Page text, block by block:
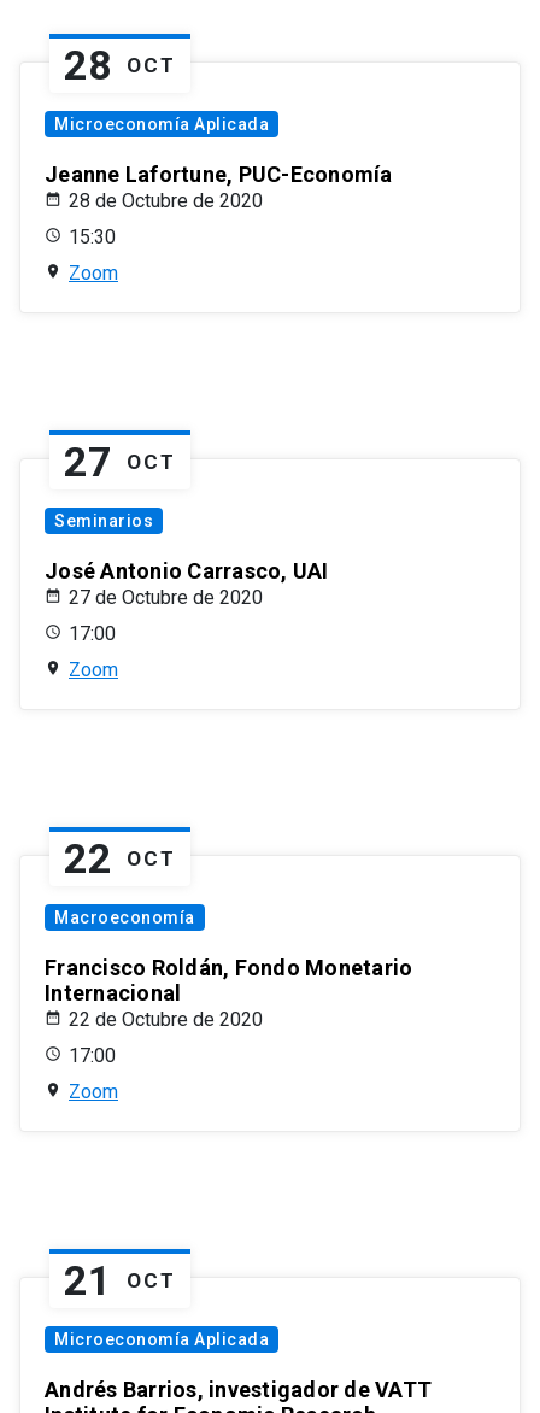
28 OCT
Microeconomía Aplicada
Jeanne Lafortune, PUC-Economía
28 de Octubre de 2020
15:30
Zoom
27 OCT
Seminarios
José Antonio Carrasco, UAI
27 de Octubre de 2020
17:00
Zoom
22 OCT
Macroeconomía
Francisco Roldán, Fondo Monetario
Internacional
22 de Octubre de 2020
17:00
Zoom
21 OCT
Microeconomía Aplicada
Andrés Barrios, investigador de VATT